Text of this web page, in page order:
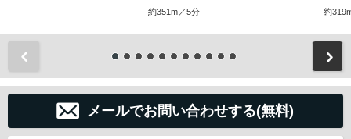
約351m／5分 約
メールでお問い合わせする(無料)